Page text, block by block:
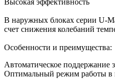
Высокая эффективность
В наружных блоках серии U-
счет снижения колебаний
Особенности и преимущества:
Автоматическое поддержание
Оптимальный режим работы в